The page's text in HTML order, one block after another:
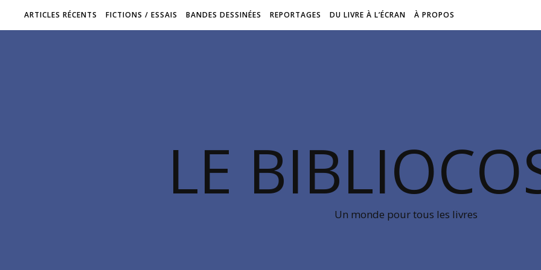
ARTICLES RÉCENTS FICTIONS / ESSAIS BANDES DESSINÉES REPORTAGES DU LIVRE À L’ÉCRAN À PROPOS
LE
Un monde pour tous les livres